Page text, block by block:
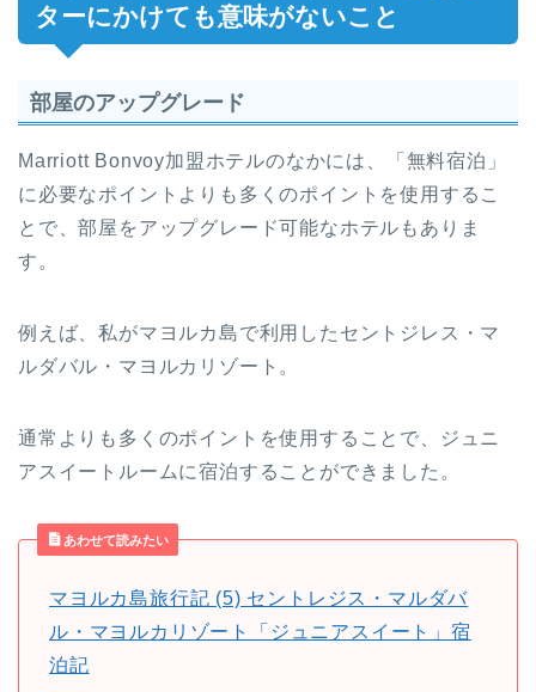
ターにかけても意味がないこと
部屋のアップグレード
Marriott Bonvoy加盟ホテルのなかには、「無料宿泊」
に必要なポイントよりも多くのポイントを使用するこ
とで、部屋をアップグレード可能なホテルもありま
す。
例えば、私がマヨルカ島で利用したセントジレス・マ
ルダバル・マヨルカリゾート。
通常よりも多くのポイントを使用することで、ジュニ
アスイートルームに宿泊することができました。
あわせて読みたい
マヨルカ島旅行記 (5) セントレジス・マルダバ
ル・マヨルカリゾート「ジュニアスイート」宿
泊記